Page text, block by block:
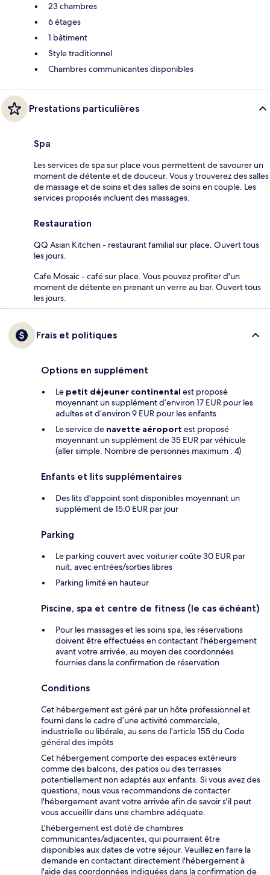
23 chambres
6 étages
1 bâtiment
Style traditionnel
Chambres communicantes disponibles
Prestations particulières
Spa
Les services de spa sur place vous permettent de savourer un
moment de détente et de douceur. Vous y trouverez des salles
de massage et de soins et des salles de soins en couple. Les
services proposés incluent des massages.
Restauration
QQ Asian Kitchen - restaurant familial sur place. Ouvert tous
les jours.
Cafe Mosaic - café sur place. Vous pouvez profiter d'un
moment de détente en prenant un verre au bar. Ouvert tous
les jours.
Frais et politiques
Options en supplément
Le petit déjeuner continental est proposé
moyennant un supplément d’environ 17 EUR pour les
adultes et d’environ 9 EUR pour les enfants
Le service de navette aéroport est proposé
moyennant un supplément de 35 EUR par véhicule
(aller simple. Nombre de personnes maximum : 4)
Enfants et lits supplémentaires
Des lits d'appoint sont disponibles moyennant un
supplément de 15.0 EUR par jour
Parking
Le parking couvert avec voiturier coûte 30 EUR par
nuit, avec entrées/sorties libres
Parking limité en hauteur
Piscine, spa et centre de fitness (le cas échéant)
Pour les massages et les soins spa, les réservations
doivent être effectuées en contactant l'hébergement
avant votre arrivée, au moyen des coordonnées
fournies dans la confirmation de réservation
Conditions
Cet hébergement est géré par un hôte professionnel et
fourni dans le cadre d’une activité commerciale,
industrielle ou libérale, au sens de l’article 155 du Code
général des impôts
Cet hébergement comporte des espaces extérieurs
comme des balcons, des patios ou des terrasses
potentiellement non adaptés aux enfants. Si vous avez des
questions, nous vous recommandons de contacter
l'hébergement avant votre arrivée afin de savoir s'il peut
vous accueillir dans une chambre adéquate.
L'hébergement est doté de chambres
communicantes/adjacentes, qui pourraient être
disponibles aux dates de votre séjour. Veuillez en faire la
demande en contactant directement l'hébergement à
l'aide des coordonnées indiquées dans la confirmation de